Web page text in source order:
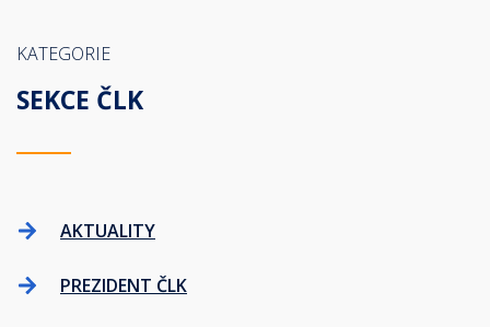
KATEGORIE
SEKCE ČLK
AKTUALITY
PREZIDENT ČLK